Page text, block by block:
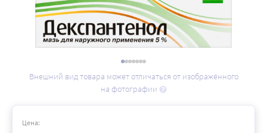
Внешний вид товара может отличаться от изображённого
на фотографии
Цена: